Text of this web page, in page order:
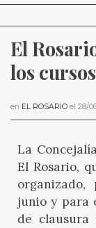
El
los
en EL ROSARIO el 28/
La
El Rosario,
junio y para
de